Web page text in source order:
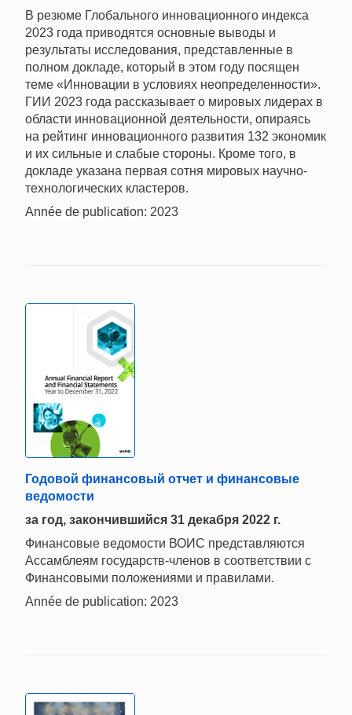
В резюме Глобального инновационного индекса
2023 года приводятся основные выводы и
результаты исследования, представленные в
полном докладе, который в этом году посящен
теме «Инновации в условиях неопределенности».
ГИИ 2023 года рассказывает о мировых лидерах в
области инновационной деятельности, опираясь
на рейтинг инновационного развития 132 экономик
и их сильные и слабые стороны. Кроме того, в
докладе указана первая сотня мировых научно-
технологических кластеров.
Année de publication: 2023
Годовой финансовый отчет и финансовые
ведомости
за год, закончившийся 31 декабря 2022 г.
Финансовые ведомости ВОИС представляются
Ассамблеям государств-членов в соответствии с
Финансовыми положениями и правилами.
Année de publication: 2023